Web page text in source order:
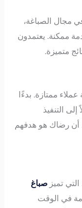
مجال الصباغة،
ممكنة. يعتمدون
متميزة.
ممتازة. بدءًا
التنفيذ
أن رضاك هو هدفهم
التي تميزصباغ
في الوقت